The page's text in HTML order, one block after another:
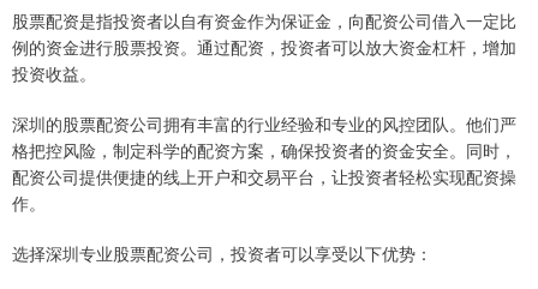
股票配资是指投资者以自有资金作为保证金，向配资公司借入一定比
例的资金进行股票投资。通过配资，投资者可以放大资金杠杆，增加
投资收益。
深圳的股票配资公司拥有丰富的行业经验和专业的风控团队。他们严
格把控风险，制定科学的配资方案，确保投资者的资金安全。同时，
配资公司提供便捷的线上开户和交易平台，让投资者轻松实现配资操
作。
选择深圳专业股票配资公司，投资者可以享受以下优势：